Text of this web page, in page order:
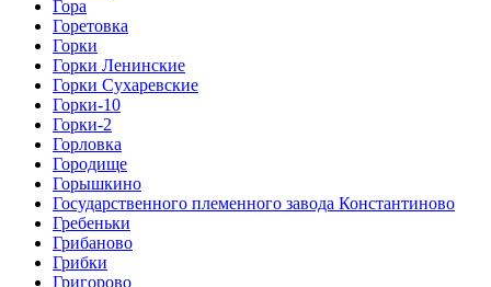
Гора
Горетовка
Горки
Горки Ленинские
Горки Сухаревские
Горки-10
Горки-2
Горловка
Городище
Горышкино
Государственного племенного завода Константиново
Гребеньки
Грибаново
Грибки
Григорово